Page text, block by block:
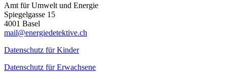
Amt für Umwelt und Energie
Spiegelgasse 15
4001 Basel
mail@energiedetektive.ch
Datenschutz für Kinder
Datenschutz für Erwachsene